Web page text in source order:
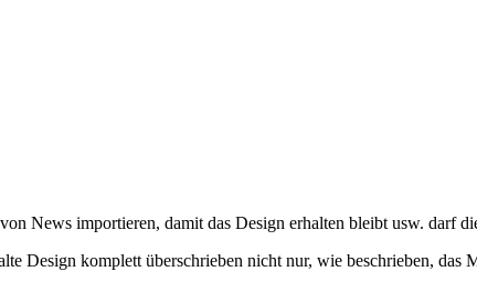
News importieren, damit das Design erhalten bleibt usw. darf
Design komplett überschrieben nicht nur, wie beschrieben, das